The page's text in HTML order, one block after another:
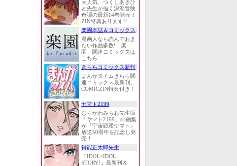
大人気、つくしあきひ
と先生が描く深淵冒険
奇譚の最新14巻発売！
ZIN特典あります!!
楽園本誌＆コミックス
漫画人なら読んでおき
たい作品多数!「楽
園」関連コミックスは
こちら
きららコミックス新刊
まんがタイムきらら関
連コミックス最新刊、
COMICZIN特典付き！
ヤマト2199
むらかわみちお先生版
「ヤマト2199」の画集
が『宇宙戦艦ヤマト』
放送50周年を記念し発
売！
得能正太郎先生
『IDOL×IDOL
STORY!』最新刊＆